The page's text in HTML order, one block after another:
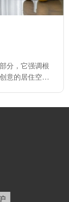
分，它强调根
意的居住空